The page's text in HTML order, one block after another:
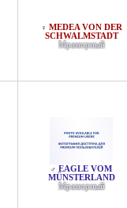
♀ MEDEA VON DER
SCHWALMSTADT
Мраморный
♂ EAGLE VOM
MÜNSTERLAND
Мраморный